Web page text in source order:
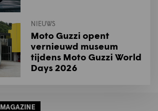
NIEUWS
Moto Guzzi opent
vernieuwd museum
tijdens Moto Guzzi World
Days 2026
MAGAZINE